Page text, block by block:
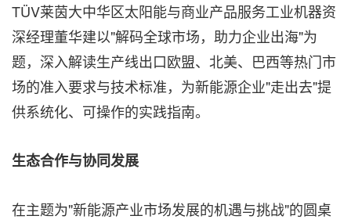
TÜV莱茵大中华区太阳能与商业产品服务工业机器资
深经理董华建以"解码全球市场，助力企业出海"为
题，深入解读生产线出口欧盟、北美、巴西等热门市
场的准入要求与技术标准，为新能源企业"走出去"提
供系统化、可操作的实践指南。
生态合作与协同发展
在主题为"新能源产业市场发展的机遇与挑战"的圆桌